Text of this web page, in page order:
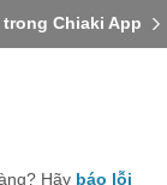
trong Chiaki App
Hãy báo lỗi